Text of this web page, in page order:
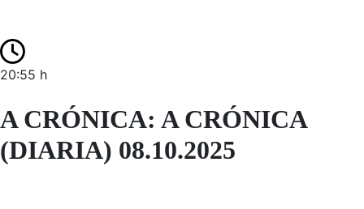
20:55 h
A CRÓNICA: A CRÓNICA
(DIARIA) 08.10.2025